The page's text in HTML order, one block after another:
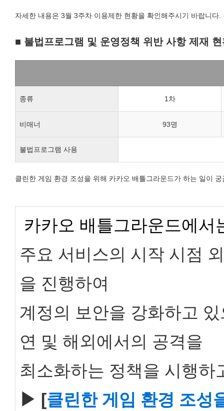
자세한 내용은 3월 3주차 이용제한 현황을 확인해주시기 바랍니다.
■ 불법프로그램 및 운영정책 위반 사항 제재 현
종류 1차
비매너 93명
불법프로그램 사용
클린한 게임 환경 조성을 위해 카카오 배틀그라운드가 하는 일이
카카오 배틀그라운드에서
주요 서비스의 시작 시점
을 진행하여
계정의 보안을 강화하고
연 및 해외에서의 공격을
최소화하는 정책을 시행
▶ [클린한 게임 환경 조성